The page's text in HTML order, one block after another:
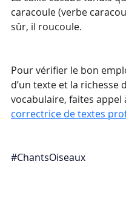
caracoule (verbe
sûr, il roucoule.
Pour vérifier le bon
d’un texte et la richesse
vocabulaire, faites appel
correctrice de textes
#ChantsOiseaux